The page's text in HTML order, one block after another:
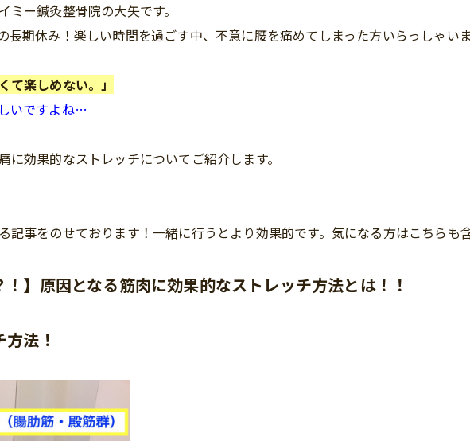
ー鍼灸整骨院の大矢です。
長期休み！楽しい時間を過ごす中、不意に腰を痛めてしまった方いらっしゃい
て楽しめない。」
いですよね…
効果的なストレッチについてご紹介します。
記事をのせております！一緒に行うとより効果的です。気になる方はこちらも
！】原因となる筋肉に効果的なストレッチ方法とは！！
法！